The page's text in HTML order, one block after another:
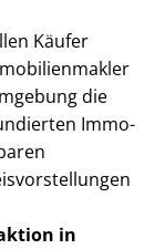
Käufer
die
Im­mo­
in